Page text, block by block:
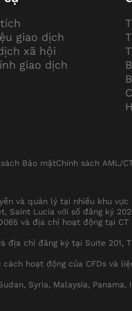
giao dịch
xã hội
giao dịch
sách Bảo mậtChính sách AML/
và quản lý tại nhiều khu
Saint Lucia với số đăng ký
và địa chỉ hoạt động tại CT
chỉ đăng ký tại Suite 201,
hoạt động của CFDs và
Syria, Malaysia,